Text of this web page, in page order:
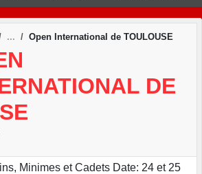
Open International de TOULOUSE
DE
Minimes et Cadets Date: 24 et 25